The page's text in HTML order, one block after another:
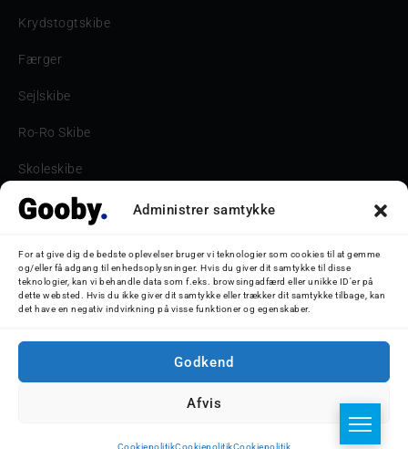
Administrer samtykke
For at give dig de bedste oplevelser bruger vi teknologier som cookies til at gemme
og/eller få adgang til enhedsoplysninger. Hvis du giver dit samtykke til disse
teknologier, kan vi behandle data som f.eks. browsingadfærd eller unikke ID'er på
dette websted. Hvis du ikke giver dit samtykke eller trækker dit samtykke tilbage, kan
det have en negativ indvirkning på visse funktioner og egenskaber.
Godkend
Afvis
CookiepolitikCookiepolitikCookiepolitik
Krydstogtskibe
Færger
Sejlskibe
Ro-Ro Skibe
Skoleskibe
Havne & Turbåde samt restaurantionsskibe
Bilskib
Storebæltsbroen